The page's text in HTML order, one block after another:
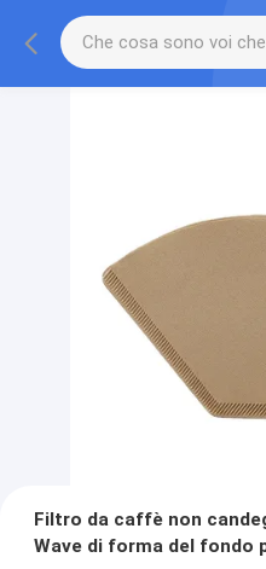
Filtro da caffè non
Wave di forma del fondo